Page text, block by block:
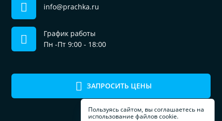
Пользуясь сайтом, вы соглашаетесь на
использование файлов cookie.
ЗАПРОСИТЬ ЦЕНЫ
info@prachka.ru
График работы
Пн -Пт 9:00 - 18:00